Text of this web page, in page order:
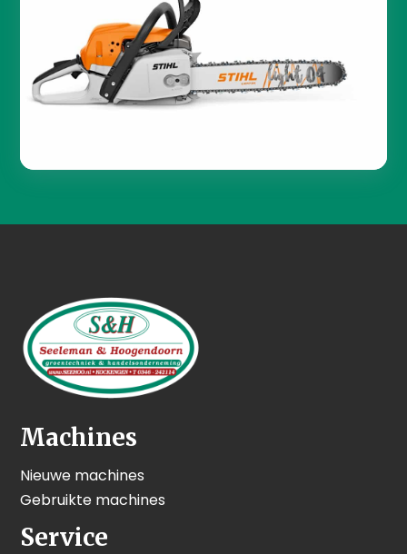
Machines
Nieuwe machines
Gebruikte machines
Service